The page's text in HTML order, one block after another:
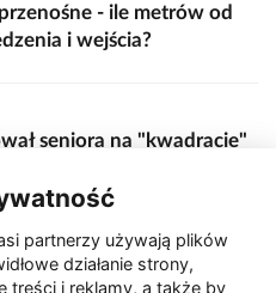
- ile metrów od
i wejścia?
seniora na "kwadracie"
rozbiórka ściany spalonej
partnerzy używają plików
działanie strony,
treści i reklamy, a także by